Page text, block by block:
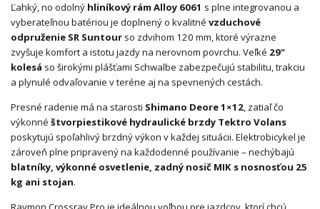
Ľahký, no odolný hliníkový rám Alloy 6061 s plne integrovanou a
vyberateľnou batériou je doplnený o kvalitné vzduchové
odpruženie SR Suntour so zdvihom 120 mm, ktoré výrazne
zvyšuje komfort a istotu jazdy na nerovnom povrchu. Veľké 29"
kolesá so širokými plášťami Schwalbe zabezpečujú stabilitu, trakciu
a plynulé odvaľovanie v teréne aj na spevnených cestách.
Presné radenie má na starosti Shimano Deore 1×12, zatiaľ čo
výkonné štvorpiestikové hydraulické brzdy Tektro Volans
poskytujú spoľahlivý brzdný výkon v každej situácii. Elektrobicykel je
zároveň plne pripravený na každodenné používanie – nechýbajú
blatníky, výkonné osvetlenie, zadný nosič MIK s nosnosťou 25
kg ani stojan.